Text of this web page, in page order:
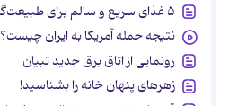
۵ غذای سریع و سالم برای طبیعت‌گردی
نتیجه حمله آمریکا به ایران چیست؟
رونمایی از اتاق برق جدید تبیان
زهرهای پنهان خانه را بشناسید!